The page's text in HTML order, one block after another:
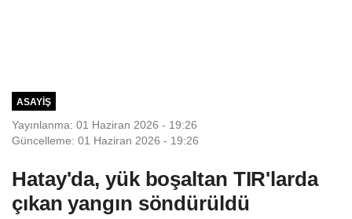
ASAYIŞ
Yayınlanma: 01 Haziran 2026 - 19:26
Güncelleme: 01 Haziran 2026 - 19:26
Hatay'da, yük boşaltan TIR'larda
çıkan yangın söndürüldü